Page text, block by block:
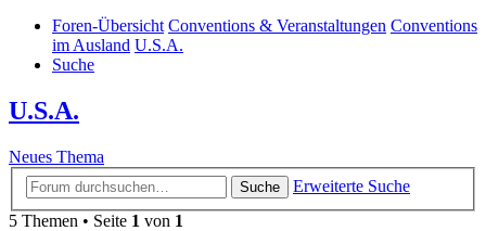
Foren-Übersicht Conventions & Veranstaltungen Conventions
im Ausland U.S.A.
Suche
U.S.A.
Neues Thema
Suche
Erweiterte Suche
5 Themen • Seite 1 von 1